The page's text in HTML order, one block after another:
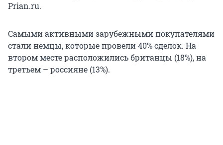
Prian.ru.
Самыми активными зарубежными покупателями
стали немцы, которые провели 40% сделок. На
втором месте расположились британцы (18%), на
третьем – россияне (13%).